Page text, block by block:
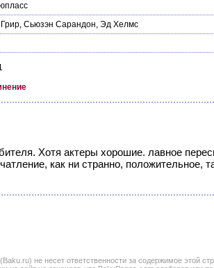
, Сьюзэн Сарандон, Эд Хелмс
Хотя актеры хорошие. лавное
как ни странно, положительное,
не несет ответственности за содержимое этой